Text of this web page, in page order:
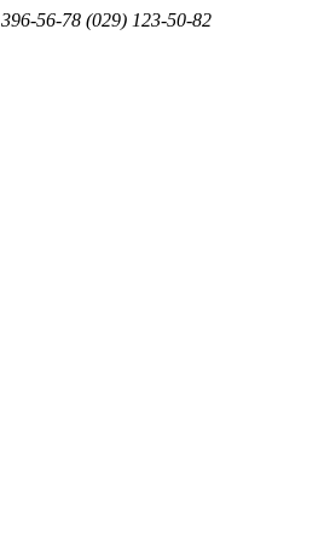
56-78 (029) 123-50-82